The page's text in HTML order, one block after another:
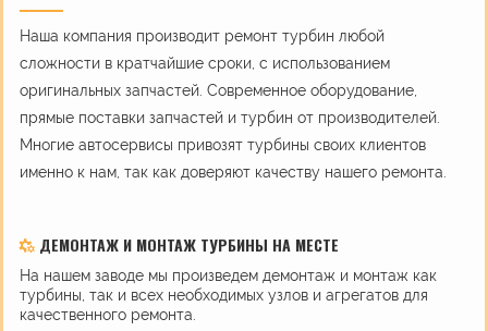
Наша компания производит ремонт турбин любой
сложности в кратчайшие сроки, с использованием
оригинальных запчастей. Современное оборудование,
прямые поставки запчастей и турбин от производителей.
Многие автосервисы привозят турбины своих клиентов
именно к нам, так как доверяют качеству нашего ремонта.
ДЕМОНТАЖ И МОНТАЖ ТУРБИНЫ НА МЕСТЕ
На нашем заводе мы произведем демонтаж и монтаж как
турбины, так и всех необходимых узлов и агрегатов для
качественного ремонта.